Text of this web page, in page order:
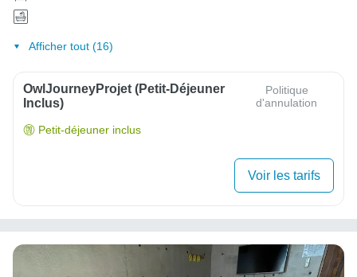
Afficher tout (16)
OwlJourneyProjet (petit-Déjeuner
Inclus)
Politique
d'annulation
Petit-déjeuner inclus
Voir les tarifs